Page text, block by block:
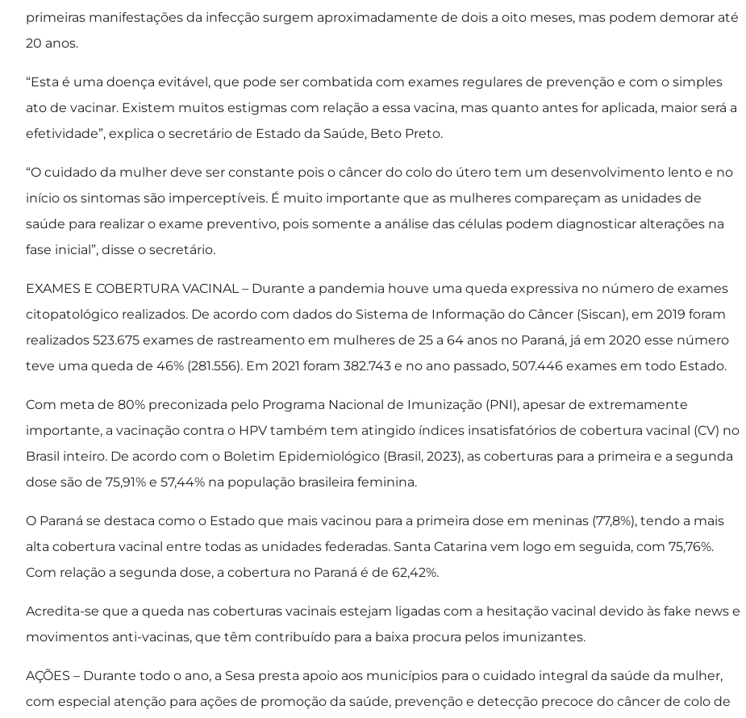
primeiras manifestações da infecção surgem aproximadamente de dois a oito meses, mas podem demorar até
20 anos.
“Esta é uma doença evitável, que pode ser combatida com exames regulares de prevenção e com o simples
ato de vacinar. Existem muitos estigmas com relação a essa vacina, mas quanto antes for aplicada, maior será a
efetividade”, explica o secretário de Estado da Saúde, Beto Preto.
“O cuidado da mulher deve ser constante pois o câncer do colo do útero tem um desenvolvimento lento e no
início os sintomas são imperceptíveis. É muito importante que as mulheres compareçam as unidades de
saúde para realizar o exame preventivo, pois somente a análise das células podem diagnosticar alterações na
fase inicial”, disse o secretário.
EXAMES E COBERTURA VACINAL – Durante a pandemia houve uma queda expressiva no número de exames
citopatológico realizados. De acordo com dados do Sistema de Informação do Câncer (Siscan), em 2019 foram
realizados 523.675 exames de rastreamento em mulheres de 25 a 64 anos no Paraná, já em 2020 esse número
teve uma queda de 46% (281.556). Em 2021 foram 382.743 e no ano passado, 507.446 exames em todo Estado.
Com meta de 80% preconizada pelo Programa Nacional de Imunização (PNI), apesar de extremamente
importante, a vacinação contra o HPV também tem atingido índices insatisfatórios de cobertura vacinal (CV) no
Brasil inteiro. De acordo com o Boletim Epidemiológico (Brasil, 2023), as coberturas para a primeira e a segunda
dose são de 75,91% e 57,44% na população brasileira feminina.
O Paraná se destaca como o Estado que mais vacinou para a primeira dose em meninas (77,8%), tendo a mais
alta cobertura vacinal entre todas as unidades federadas. Santa Catarina vem logo em seguida, com 75,76%.
Com relação a segunda dose, a cobertura no Paraná é de 62,42%.
Acredita-se que a queda nas coberturas vacinais estejam ligadas com a hesitação vacinal devido às fake news e
movimentos anti-vacinas, que têm contribuído para a baixa procura pelos imunizantes.
AÇÕES – Durante todo o ano, a Sesa presta apoio aos municípios para o cuidado integral da saúde da mulher,
com especial atenção para ações de promoção da saúde, prevenção e detecção precoce do câncer de colo de